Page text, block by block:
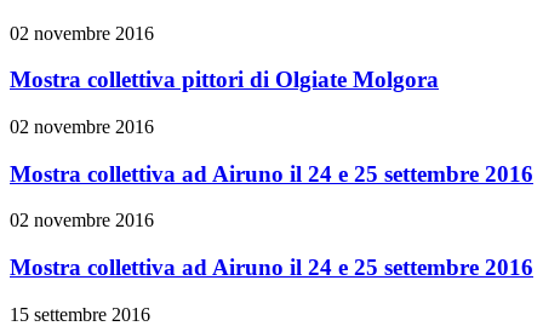
02 novembre 2016
Mostra collettiva pittori di Olgiate Molgora
02 novembre 2016
Mostra collettiva ad Airuno il 24 e 25 settembre 2016
02 novembre 2016
Mostra collettiva ad Airuno il 24 e 25 settembre 2016
15 settembre 2016